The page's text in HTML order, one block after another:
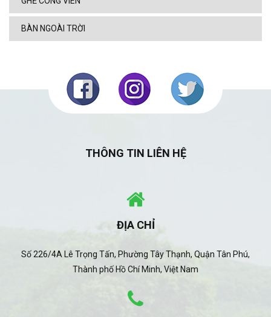
BÀN NGOÀI TRỜI
THÔNG TIN LIÊN HỆ
ĐỊA CHỈ
Số 226/4A Lê Trọng Tấn, Phường Tây Thạnh, Quận Tân Phú,
Thành phố Hồ Chí Minh, Việt Nam